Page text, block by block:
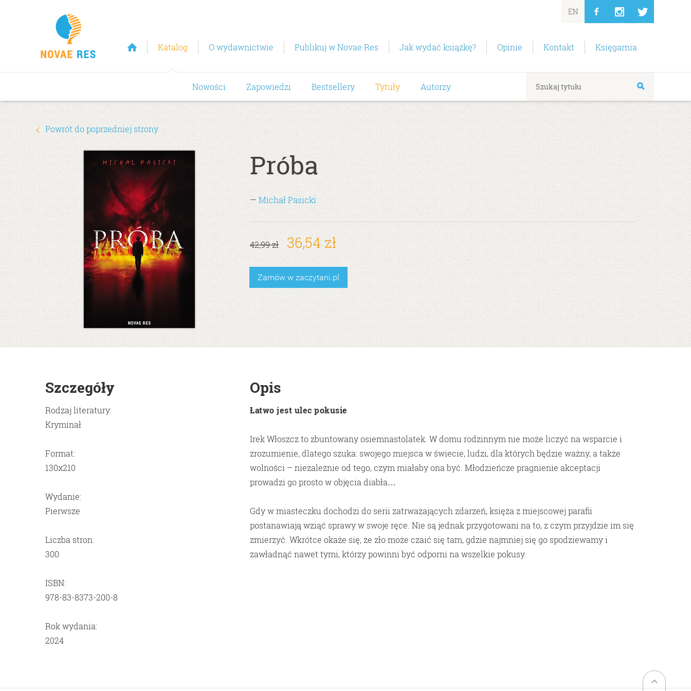
Katalog O wydawnictwie Publikuj w Novae Res Jak wydać książkę? Opinie Kontakt Księgarnia
EN
Nowości Zapowiedzi Bestsellery Tytuły Autorzy
Powrót do poprzedniej strony
Próba
— Michał Pasicki
42,99 zł 36,54 zł
Zamów w zaczytani.pl
Szczegóły
Rodzaj literatury:
Kryminał
Format:
130x210
Wydanie:
Pierwsze
Liczba stron:
300
ISBN:
978-83-8373-200-8
Rok wydania:
2024
Opis
Łatwo jest ulec pokusie
Irek Włoszcz to zbuntowany osiemnastolatek. W domu rodzinnym nie może liczyć na wsparcie i
zrozumienie, dlatego szuka: swojego miejsca w świecie, ludzi, dla których będzie ważny, a także
wolności – niezależnie od tego, czym miałaby ona być. Młodzieńcze pragnienie akceptacji
prowadzi go prosto w objęcia diabła…
Gdy w miasteczku dochodzi do serii zatrważających zdarzeń, księża z miejscowej parafii
postanawiają wziąć sprawy w swoje ręce. Nie są jednak przygotowani na to, z czym przyjdzie im się
zmierzyć. Wkrótce okaże się, że zło może czaić się tam, gdzie najmniej się go spodziewamy i
zawładnąć nawet tymi, którzy powinni być odporni na wszelkie pokusy.
Powrót